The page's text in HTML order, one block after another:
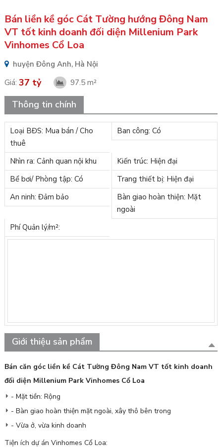
Bán liền kề góc Cát Tường hướng Đông Nam
VT tốt kinh doanh đối diện Millenium Park
Vinhomes Cổ Loa
huyện Đông Anh, Hà Nội
Giá: 37 tỷ 97.5 m²
Thông tin chính
Loại BĐS: Mua bán / Cho
thuê
Ban công: Có
Nhìn ra: Cảnh quan nội khu
Kiến trúc: Hiện đại
Bể bơi/ Phòng tập: Có
Trang thiết bị: Hiện đại
An ninh: Đảm bảo
Bàn giao hoàn thiện: Mặt
ngoài
Phí Quản lý/m²:
Giới thiệu sản phẩm
Bán căn góc liền kề Cát Tường Đông Nam VT tốt kinh doanh
đối diện Millenium Park Vinhomes Cổ Loa
- Mặt tiền: Rộng
- Bàn giao hoàn thiện mặt ngoài, xây thô bên trong
- Vừa ở, vừa kinh doanh
Tiện ích dự án Vinhomes Cổ Loa: